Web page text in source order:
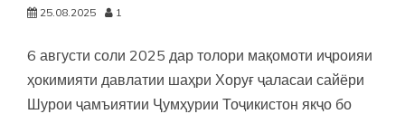
25.08.2025 1
6 августи соли 2025 дар толори мақомоти иҷроияи
ҳокимияти давлатии шаҳри Хоруғ ҷаласаи сайёри
Шурои ҷамъиятии Ҷумҳурии Тоҷикистон якҷо бо